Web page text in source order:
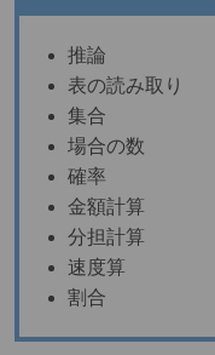
推論
表の読み取り
集合
場合の数
確率
金額計算
分担計算
速度算
割合